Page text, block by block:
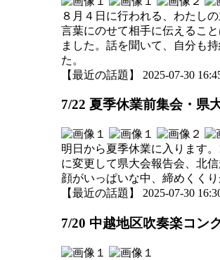
８月４日に行われる、わたし
言葉にのせて相手に伝えるこ
ました。話を聞いて、自分も
た。
【最近の話題】 2025-07-30
7/22 夏季休業前集会・県
明日から夏季休業に入ります
に変更して県大会報告会、北
顔がいっぱいな中、締めくくり
【最近の話題】 2025-07-30
7/20 中越地区吹奏楽コン